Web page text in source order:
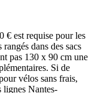
€ est requise pour les
dans des sacs
pas 130 x 90 cm une
Si de
vélos sans frais,
lignes Nantes-